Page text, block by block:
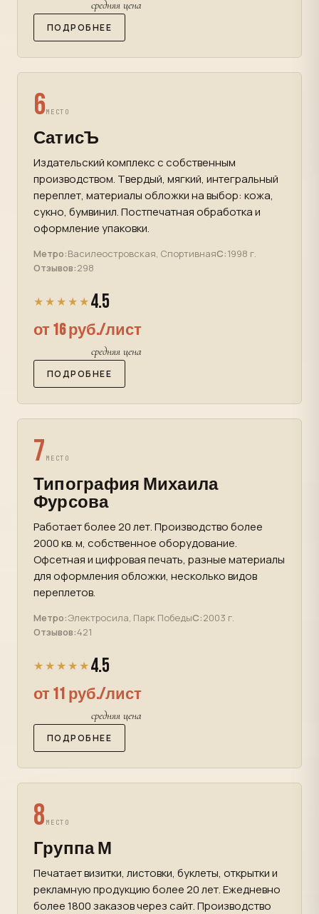
средняя цена
ПОДРОБНЕЕ
6МЕСТО
СатисЪ
Издательский комплекс с собственным
производством. Твердый, мягкий, интегральный
переплет, материалы обложки на выбор: кожа,
сукно, бумвинил. Постпечатная обработка и
оформление упаковки.
Метро:Василеостровская, СпортивнаяС:1998 г.
Отзывов:298
★★★★★ 4.5
от 16 руб./лист
средняя цена
ПОДРОБНЕЕ
7 МЕСТО
Типография Михаила
Фурсова
Работает более 20 лет. Производство более
2000 кв. м, собственное оборудование.
Офсетная и цифровая печать, разные материалы
для оформления обложки, несколько видов
переплетов.
Метро:Электросила, Парк ПобедыС:2003 г.
Отзывов:421
★★★★★ 4.5
от 11 руб./лист
средняя цена
ПОДРОБНЕЕ
8 МЕСТО
Группа М
Печатает визитки, листовки, буклеты, открытки и
рекламную продукцию более 20 лет. Ежедневно
более 1800 заказов через сайт. Производство